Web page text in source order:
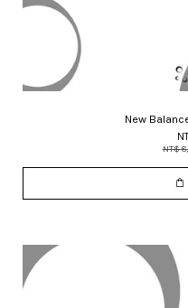
New
NT$